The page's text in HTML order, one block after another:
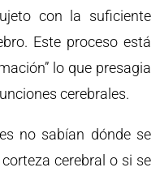
con la suficiente
Este proceso está
lo que presagia
cerebrales.
no sabían dónde se
cerebral o si se